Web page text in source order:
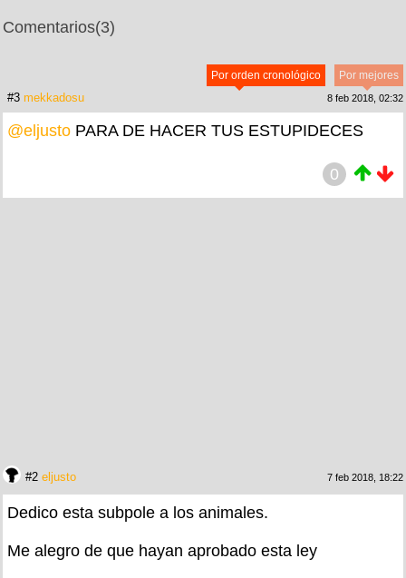
Comentarios(3)
Por mejores
Por orden cronológico
#3 mekkadosu 8 feb 2018, 02:32
@eljusto PARA DE HACER TUS ESTUPIDECES
0
#2 eljusto 7 feb 2018, 18:22
Dedico esta subpole a los animales.
Me alegro de que hayan aprobado esta ley